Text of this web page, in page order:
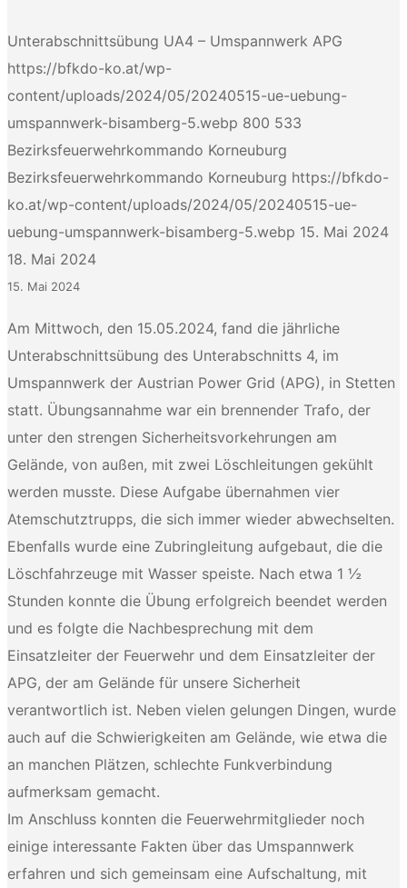
Unterabschnittsübung UA4 – Umspannwerk APG
https://bfkdo-ko.at/wp-
content/uploads/2024/05/20240515-ue-uebung-
umspannwerk-bisamberg-5.webp 800 533
Bezirksfeuerwehrkommando Korneuburg
Bezirksfeuerwehrkommando Korneuburg https://bfkdo-
ko.at/wp-content/uploads/2024/05/20240515-ue-
uebung-umspannwerk-bisamberg-5.webp 15. Mai 2024
18. Mai 2024
15. Mai 2024
Am Mittwoch, den 15.05.2024, fand die jährliche
Unterabschnittsübung des Unterabschnitts 4, im
Umspannwerk der Austrian Power Grid (APG), in Stetten
statt. Übungsannahme war ein brennender Trafo, der
unter den strengen Sicherheitsvorkehrungen am
Gelände, von außen, mit zwei Löschleitungen gekühlt
werden musste. Diese Aufgabe übernahmen vier
Atemschutztrupps, die sich immer wieder abwechselten.
Ebenfalls wurde eine Zubringleitung aufgebaut, die die
Löschfahrzeuge mit Wasser speiste. Nach etwa 1 ½
Stunden konnte die Übung erfolgreich beendet werden
und es folgte die Nachbesprechung mit dem
Einsatzleiter der Feuerwehr und dem Einsatzleiter der
APG, der am Gelände für unsere Sicherheit
verantwortlich ist. Neben vielen gelungen Dingen, wurde
auch auf die Schwierigkeiten am Gelände, wie etwa die
an manchen Plätzen, schlechte Funkverbindung
aufmerksam gemacht.
Im Anschluss konnten die Feuerwehrmitglieder noch
einige interessante Fakten über das Umspannwerk
erfahren und sich gemeinsam eine Aufschaltung, mit